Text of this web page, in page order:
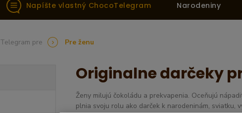
Napíšte vlastný ChocoTelegram Narodeniny
Telegram pre Pre ženu
Originalne darčeky
Ženy milujú čokoládu a prekvapenia. Oceňujú
plnia svoju rolu ako darček k narodeninám, sviatku,